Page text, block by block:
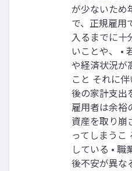
が少ないため
で、正規雇用
入るまでに十
いことや、 •
や経済状況が
こと それに
後の家計支出
雇用者は余裕
資産を取り崩
ってしまうこ
している •
後不安が異な